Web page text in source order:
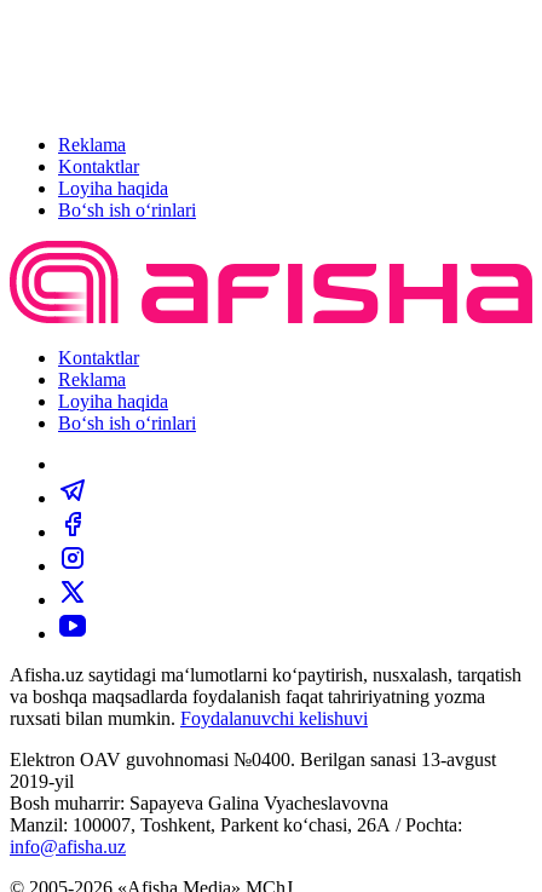
Reklama
Kontaktlar
Loyiha haqida
Bo‘sh ish o‘rinlari
Kontaktlar
Reklama
Loyiha haqida
Bo‘sh ish o‘rinlari
Afisha.uz saytidagi ma‘lumotlarni ko‘paytirish, nusxalash, tarqatish
va boshqa maqsadlarda foydalanish faqat tahririyatning yozma
ruxsati bilan mumkin. Foydalanuvchi kelishuvi
Elektron OAV guvohnomasi №0400. Berilgan sanasi 13-avgust
2019-yil
Bosh muharrir: Sapayeva Galina Vyacheslavovna
Manzil: 100007, Toshkent, Parkent ko‘chasi, 26А / Pochta:
info@afisha.uz